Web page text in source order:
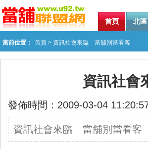
首頁 北區
當前位置： 首頁 > 資訊社會來臨 當舖別當看客
資訊社會
發佈時間：2009-03-04
資訊社會來臨 當舖別當看客